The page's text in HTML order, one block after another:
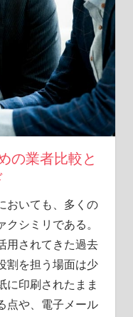
の業者比較と
おいても、多くの
シミリである。
用されてきた過去
割を担う場面は少
に印刷されたまま
点や、電子メール